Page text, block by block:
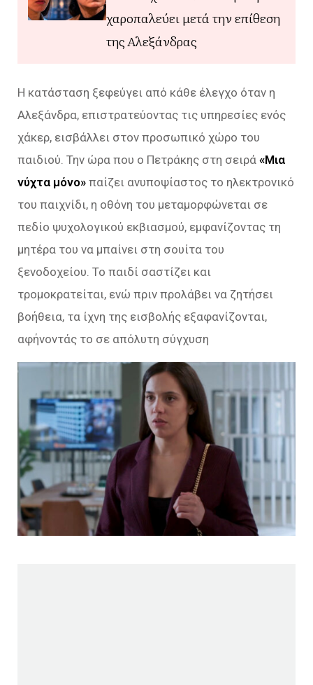
χαροπαλεύει μετά την επίθεση
της Αλεξάνδρας
Η κατάσταση ξεφεύγει από κάθε έλεγχο όταν η
Αλεξάνδρα, επιστρατεύοντας τις υπηρεσίες ενός
χάκερ, εισβάλλει στον προσωπικό χώρο του
παιδιού. Την ώρα που ο Πετράκης στη σειρά «Μια
νύχτα μόνο» παίζει ανυποψίαστος το ηλεκτρονικό
του παιχνίδι, η οθόνη του μεταμορφώνεται σε
πεδίο ψυχολογικού εκβιασμού, εμφανίζοντας τη
μητέρα του να μπαίνει στη σουίτα του
ξενοδοχείου. Το παιδί σαστίζει και
τρομοκρατείται, ενώ πριν προλάβει να ζητήσει
βοήθεια, τα ίχνη της εισβολής εξαφανίζονται,
αφήνοντάς το σε απόλυτη σύγχυση